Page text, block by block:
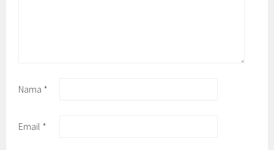
Nama *
Email *